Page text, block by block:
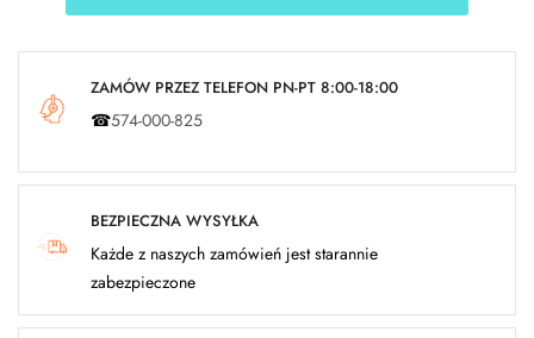
ZAMÓW PRZEZ TELEFON PN-PT 8:00-18:00
☎574-000-825
BEZPIECZNA WYSYŁKA
Każde z naszych zamówień jest starannie
zabezpieczone